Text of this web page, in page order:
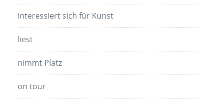
interessiert sich für Kunst
liest
nimmt Platz
on tour